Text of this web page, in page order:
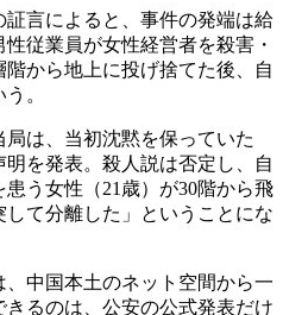
言によると、事件の発端は給
従業員が女性経営者を殺害・
から地上に投げ捨てた後、自
。
は、当初沈黙を保っていた
を発表。殺人説は否定し、自
う女性（21歳）が30階から飛
て分離した」ということにな
中国本土のネット空間から一
るのは、公安の公式発表だけ